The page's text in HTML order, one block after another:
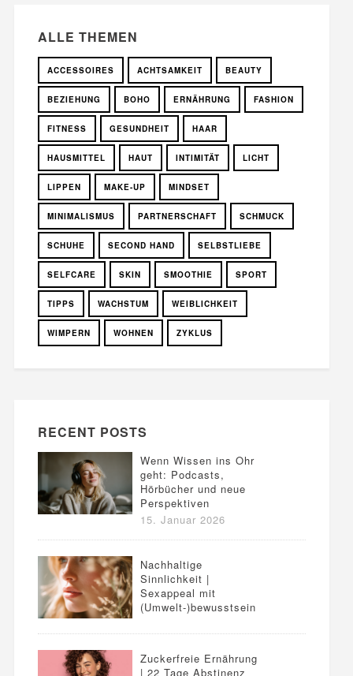
ALLE THEMEN
ACCESSOIRES ACHTSAMKEIT BEAUTY
BEZIEHUNG BOHO ERNÄHRUNG FASHION
FITNESS GESUNDHEIT HAAR
HAUSMITTEL HAUT INTIMITÄT LICHT
LIPPEN MAKE-UP MINDSET
MINIMALISMUS PARTNERSCHAFT SCHMUCK
SCHUHE SECOND HAND SELBSTLIEBE
SELFCARE SKIN SMOOTHIE SPORT
TIPPS WACHSTUM WEIBLICHKEIT
WIMPERN WOHNEN ZYKLUS
RECENT POSTS
Wenn Wissen ins Ohr
geht: Podcasts,
Hörbücher und neue
Perspektiven
15. Januar 2026
Nachhaltige
Sinnlichkeit |
Sexappeal mit
(Umwelt-)bewusstsein
Zuckerfreie Ernährung
| 22 Tage Abstinenz